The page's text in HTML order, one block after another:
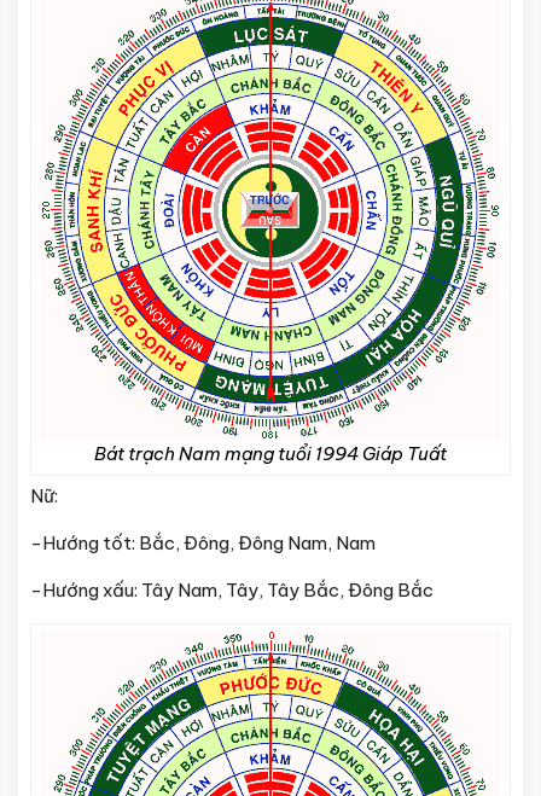
Bát trạch Nam mạng tuổi 1994 Giáp Tuất
Nữ:
-Hướng tốt: Bắc, Đông, Đông Nam, Nam
-Hướng xấu: Tây Nam, Tây, Tây Bắc, Đông Bắc